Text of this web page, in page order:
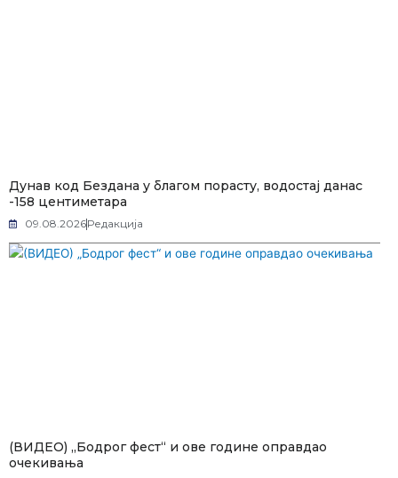
Дунав код Бездана у благом порасту, водостај данас
-158 центиметара
09.08.2026Редакција
(ВИДЕО) „Бодрог фест“ и ове године оправдао
очекивања